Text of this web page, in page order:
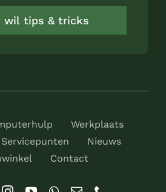
wil tips & tricks
Werkplaats
Servicepunten
Nieuws
Contact